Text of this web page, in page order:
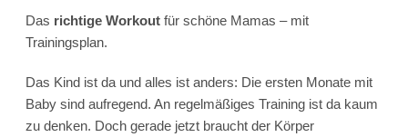
Das richtige Workout für schöne Mamas – mit
Trainingsplan.
Das Kind ist da und alles ist anders: Die ersten Monate mit
Baby sind aufregend. An regelmäßiges Training ist da kaum
zu denken. Doch gerade jetzt braucht der Körper